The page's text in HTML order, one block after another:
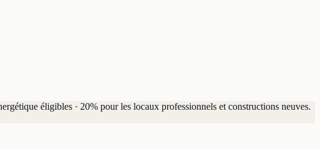
éligibles · 20% pour les locaux professionnels et constructions neuves.